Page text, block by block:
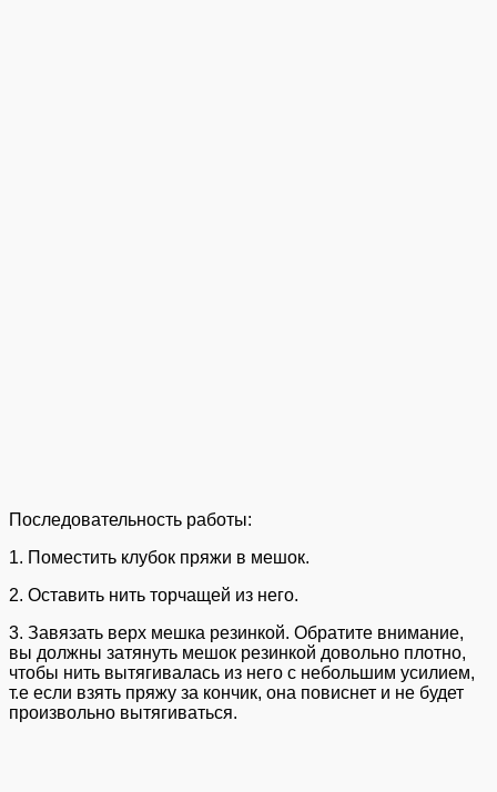
Последовательность работы:
1. Поместить клубок пряжи в мешок.
2. Оставить нить торчащей из него.
3. Завязать верх мешка резинкой. Обратите внимание,
вы должны затянуть мешок резинкой довольно плотно,
чтобы нить вытягивалась из него с небольшим усилием,
т.е если взять пряжу за кончик, она повиснет и не будет
произвольно вытягиваться.